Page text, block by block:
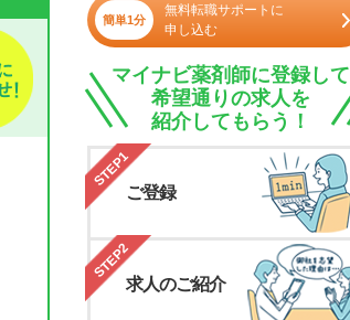
簡単1分
無料転職サポートに
申し込む
マイナビ薬剤師に登録して
希望通りの求人を
紹介してもらう！
STEP1
ご登録
STEP2
求人のご紹介